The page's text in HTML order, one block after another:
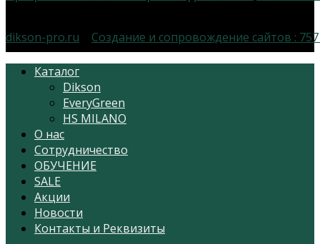
dikson-pro.ru Создание и сопровождение сайтов :
Каталог
Dikson
EveryGreen
HS MILANO
О нас
Сотрудничество
ОБУЧЕНИЕ
SALE
Акции
Новости
Контакты и Реквизиты